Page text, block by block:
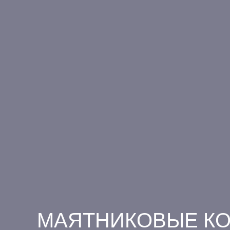
МАЯТНИКОВЫЕ